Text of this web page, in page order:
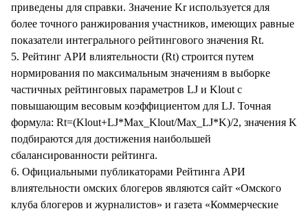
приведены для справки. Значение Kr используется для
более точного ранжирования участников, имеющих равные
показатели интегрального рейтингового значения Rt.
5. Рейтинг АРИ влиятельности (Rt) строится путем
нормирования по максимальным значениям в выборке
частичных рейтинговых параметров LJ и Klout с
повышающим весовым коэффициентом для LJ. Точная
формула: Rt=(Klout+LJ*Max_Klout/Max_LJ*K)/2, значения K
подбираются для достижения наибольшей
сбалансированности рейтинга.
6. Официальными публикаторами Рейтинга АРИ
влиятельности омских блогеров являются сайт «Омского
клуба блогеров и журналистов» и газета «Коммерческие